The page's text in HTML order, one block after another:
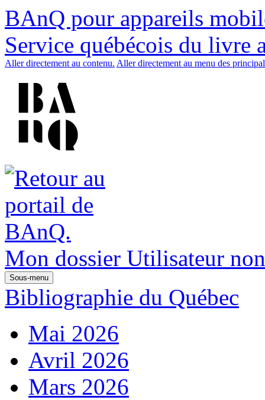
BAnQ pour appareils
Service québécois du livre
Aller directement au contenu. Aller directement au menu des
Mon dossier Utilisateur
Sous-menu
Bibliographie du Québec
Mai 2026
Avril 2026
Mars 2026